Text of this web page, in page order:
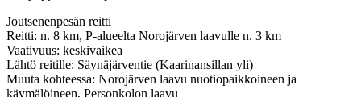
Joutsenenpesän reitti
Reitti: n. 8 km, P-alueelta Norojärven laavulle n. 3 km
Vaativuus: keskivaikea
Lähtö reitille: Säynäjärventie (Kaarinansillan yli)
Muuta kohteessa: Norojärven laavu nuotiopaikkoineen ja
käymälöineen, Personkolon laavu